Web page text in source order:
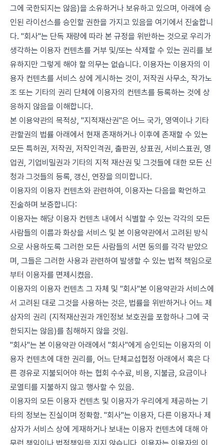
그에 국한되지는 않음)을 소유하거나 보유하고 있으며, 아래에 승
인된 라이선스를 승인할 권한을 가지고 있음을 여기에서 진술합니
다. "회사"는 단독 재량에 따라 본 규정을 위반하는 것으로 우리가
생각하는 이용자 컨텐츠를 거부 및/또는 삭제할 수 있는 권리를 보
유하지만 그렇게 해야 할 의무는 없습니다. 이용자는 이용자의 이
용자 컨텐츠를 서비스 상에 게시하는 것이, 저작권 사무소, 작가노
조 또는 기타의 권리 단체에 이용자의 컨텐츠를 등록하는 것에 상
응하지 않음을 이해합니다.
본 이용약관의 목적상, "지적재산권"은 어느 국가, 영역이나 기타
관할권의 법률 아래에서 현재 존재하거나 이후에 존재할 수 있는
모든 특허권, 저작권, 저작인격권, 출판권, 상표권, 서비스표권, 영
업권, 기업비밀권과 기타의 지적 재산권 및 그것들에 대한 모든 신
청과 그것들의 등록, 갱신, 연장을 의미합니다.
이용자의 이용자 컨텐츠와 관련하여, 이용자는 다음을 확언하고
진술하며 보증합니다:
이용자는 해당 이용자 컨텐츠 내에서 식별할 수 있는 각각의 모든
사람들의 이름과 화상을 서비스 및 본 이용약관에서 고려된 방식
으로 사용하도록 그러한 모든 사람들의 서면 동의를 각각 받았으
며, 그들은 그러한 사용과 관련하여 발생할 수 있는 법적 책임으로
부터 이용자를 면제시켰음.
이용자의 이용자 컨텐츠 그 자체 및 "회사"본 이용약관과 서비스에
서 고려된 대로 그것을 사용하는 것은, 법률을 위반하거나 어느 제
삼자의 권리 (지적재산권과 개인정보 보호권을 포함하나 그에 국
한되지는 않음)를 침해하지 않을 것임.
"회사"는 본 이용약관 아래에서 "회사"에게 승인되는 이용자의 이
용자 컨텐츠에 대한 권리를, 어느 단체교섭협정 아래에서 혹은 다
른 경유로 지불되어야 하는 협회 수수료, 비용, 지불금, 요금이나
로열티를 지불하지 않고 행사할 수 있음.
이용자의 모든 이용자 컨텐츠 및 이용자가 우리에게 제공하는 기
타의 정보는 진실이며 정확함. "회사"는 이용자, 다른 이용자나 제
삼자가 서비스 상에 게재하거나 보내는 이용자 컨텐츠에 대해 아